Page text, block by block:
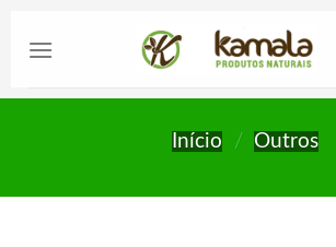
Início / Outros